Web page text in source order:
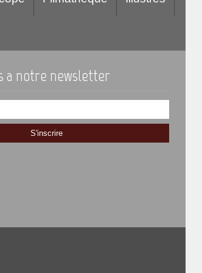
a notre newsletter
S'inscrire